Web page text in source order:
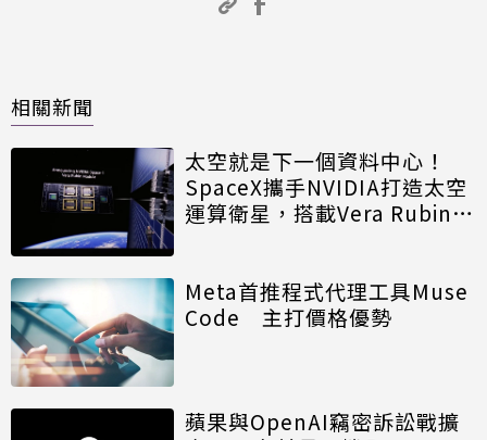
相關新聞
太空就是下一個資料中心！
SpaceX攜手NVIDIA打造太空
運算衛星，搭載Vera Rubin運
Meta首推程式代理工具Muse
Code 主打價格優勢
蘋果與OpenAI竊密訴訟戰擴